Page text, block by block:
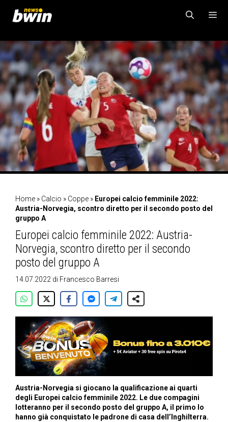
contenuto
MENU
Home » Calcio » Coppe » Europei calcio femminile 2022:
Austria-Norvegia, scontro diretto per il secondo posto del
gruppo A
Europei calcio femminile 2022: Austria-
Norvegia, scontro diretto per il secondo
posto del gruppo A
14.07.2022 di Francesco Barresi
Austria-Norvegia si giocano la qualificazione ai quarti
degli Europei calcio femminile 2022. Le due compagini
lotteranno per il secondo posto del gruppo A, il primo lo
hanno già conquistato le padrone di casa dell’Inghilterra.